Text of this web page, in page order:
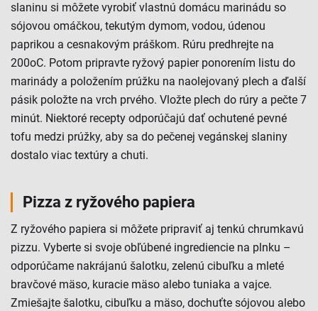
slaninu si môžete vyrobiť vlastnú domácu marinádu so
sójovou omáčkou, tekutým dymom, vodou, údenou
paprikou a cesnakovým práškom. Rúru predhrejte na
200oC. Potom pripravte ryžový papier ponorením listu do
marinády a položením prúžku na naolejovaný plech a ďalší
pásik položte na vrch prvého. Vložte plech do rúry a pečte 7
minút. Niektoré recepty odporúčajú dať ochutené pevné
tofu medzi prúžky, aby sa do pečenej vegánskej slaniny
dostalo viac textúry a chuti.
Pizza z ryžového papiera
Z ryžového papiera si môžete pripraviť aj tenkú chrumkavú
pizzu. Vyberte si svoje obľúbené ingrediencie na plnku –
odporúčame nakrájanú šalotku, zelenú cibuľku a mleté
bravčové mäso, kuracie mäso alebo tuniaka a vajce.
Zmiešajte šalotku, cibuľku a mäso, dochuťte sójovou alebo